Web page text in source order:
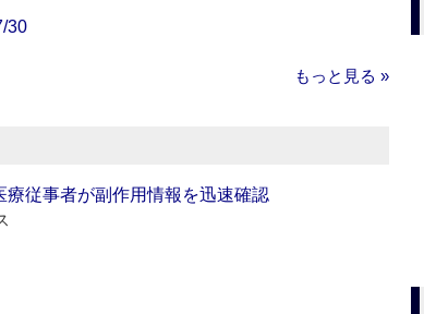
30
もっと見る »
療従事者が副作用情報を迅速確認